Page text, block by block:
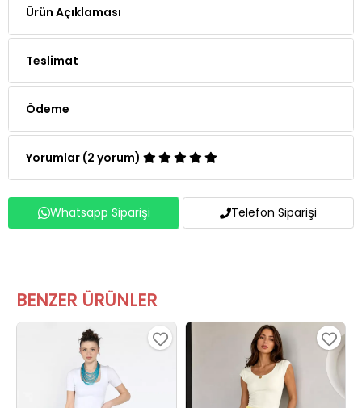
Teslimat
Ödeme
Yorumlar (2 yorum)